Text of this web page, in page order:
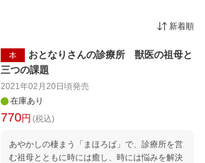
新着順
本
おとなりさんの診療所 獣医の祖母と
三つの課題
2021年02月20日頃発売
在庫あり
770円 (税込)
あやかしの棲まう「まほろば」で、診療所を営
む祖母とともに時には癒し、時には悩みを解決